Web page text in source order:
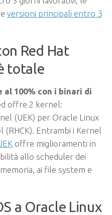
versioni principali entro 3
Red Hat
totale
100% con i binari di
offre 2 kernel:
(UEK) per Oracle Linux
(RHCK). Entrambi i Kernel
offre miglioramenti in
allo scheduler dei
ai file system e
a Oracle Linux